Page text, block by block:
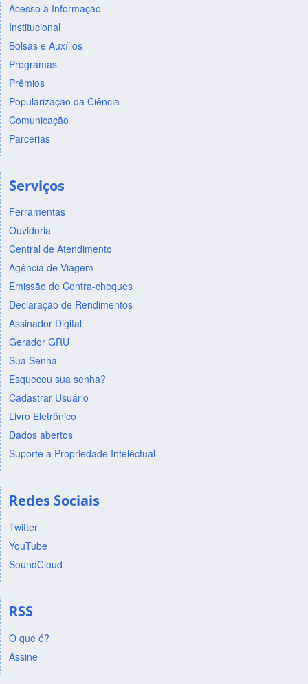
Acesso à Informação
Institucional
Bolsas e Auxílios
Programas
Prêmios
Popularização da Ciência
Comunicação
Parcerias
Serviços
Ferramentas
Ouvidoria
Central de Atendimento
Agência de Viagem
Emissão de Contra-cheques
Declaração de Rendimentos
Assinador Digital
Gerador GRU
Sua Senha
Esqueceu sua senha?
Cadastrar Usuário
Livro Eletrônico
Dados abertos
Suporte a Propriedade Intelectual
Redes Sociais
Twitter
YouTube
SoundCloud
RSS
O que é?
Assine